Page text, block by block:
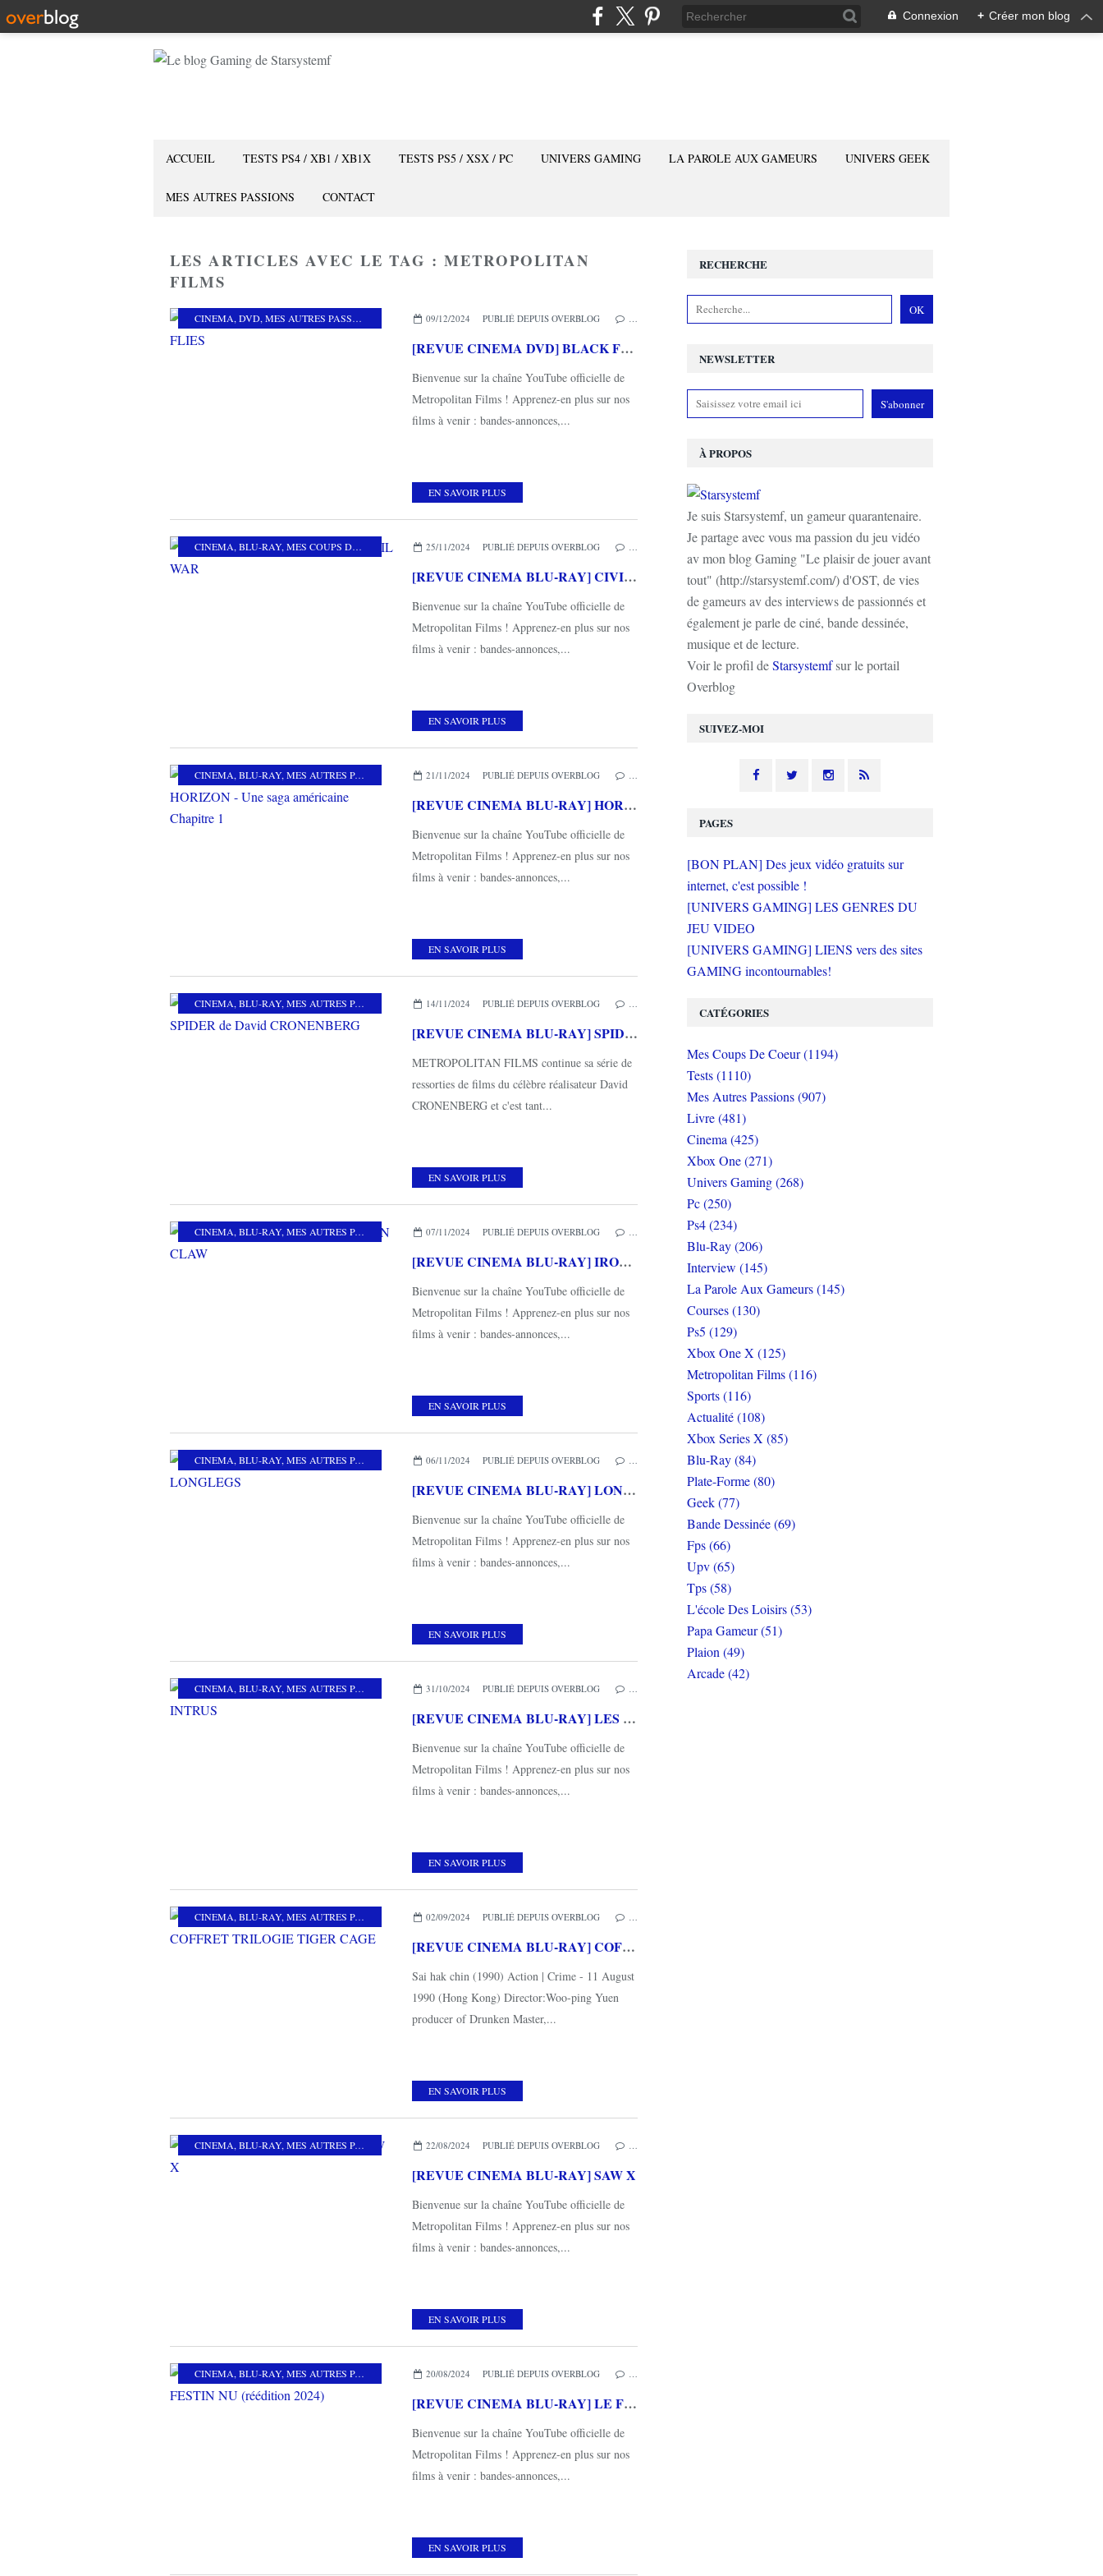
Connexion + Créer mon blog
ACCUEIL TESTS PS4 / XB1 / XB1X TESTS PS5 / XSX / PC UNIVERS GAMING LA PAROLE AUX GAMEURS UNIVERS GEEK
MES AUTRES PASSIONS CONTACT
LES ARTICLES AVEC LE TAG : METROPOLITAN
FILMS
CINEMA, DVD, MES AUTRES PASSIONS MES COUPS DE COEUR,METROPOLITAN FILMS
09/12/2024 PUBLIÉ DEPUIS OVERBLOG
[REVUE CINEMA DVD] BLACK FLIES
Bienvenue sur la chaîne YouTube officielle de
Metropolitan Films ! Apprenez-en plus sur nos
films à venir : bandes-annonces,...
EN SAVOIR PLUS
CINEMA, BLU-RAY, MES COUPS DE COEUR MES AUTRES PASSIONS,METROPOLITAN FILMS
25/11/2024 PUBLIÉ DEPUIS OVERBLOG
[REVUE CINEMA BLU-RAY] CIVIL WAR
Bienvenue sur la chaîne YouTube officielle de
Metropolitan Films ! Apprenez-en plus sur nos
films à venir : bandes-annonces,...
EN SAVOIR PLUS
CINEMA, BLU-RAY, MES AUTRES PASSIONS MES COUPS DE COEUR,METROPOLITAN FILMS
21/11/2024 PUBLIÉ DEPUIS OVERBLOG
[REVUE CINEMA BLU-RAY] HORIZON - Une saga américaine Chapitre 1
Bienvenue sur la chaîne YouTube officielle de
Metropolitan Films ! Apprenez-en plus sur nos
films à venir : bandes-annonces,...
EN SAVOIR PLUS
CINEMA, BLU-RAY, MES AUTRES PASSIONS MES COUPS DE COEUR,METROPOLITAN FILMS
14/11/2024 PUBLIÉ DEPUIS OVERBLOG
[REVUE CINEMA BLU-RAY] SPIDER de David CRONENBERG
METROPOLITAN FILMS continue sa série de
ressorties de films du célèbre réalisateur David
CRONENBERG et c'est tant...
EN SAVOIR PLUS
CINEMA, BLU-RAY, MES AUTRES PASSIONS METROPOLITAN FILMS
07/11/2024 PUBLIÉ DEPUIS OVERBLOG
[REVUE CINEMA BLU-RAY] IRON CLAW
Bienvenue sur la chaîne YouTube officielle de
Metropolitan Films ! Apprenez-en plus sur nos
films à venir : bandes-annonces,...
EN SAVOIR PLUS
CINEMA, BLU-RAY, MES AUTRES PASSIONS METROPOLITAN FILMS
06/11/2024 PUBLIÉ DEPUIS OVERBLOG
[REVUE CINEMA BLU-RAY] LONGLEGS
Bienvenue sur la chaîne YouTube officielle de
Metropolitan Films ! Apprenez-en plus sur nos
films à venir : bandes-annonces,...
EN SAVOIR PLUS
CINEMA, BLU-RAY, MES AUTRES PASSIONS METROPOLITAN FILMS
31/10/2024 PUBLIÉ DEPUIS OVERBLOG
[REVUE CINEMA BLU-RAY] LES INTRUS
Bienvenue sur la chaîne YouTube officielle de
Metropolitan Films ! Apprenez-en plus sur nos
films à venir : bandes-annonces,...
EN SAVOIR PLUS
CINEMA, BLU-RAY, MES AUTRES PASSIONS MES COUPS DE COEUR,METROPOLITAN FILMS,
02/09/2024 PUBLIÉ DEPUIS OVERBLOG
[REVUE CINEMA BLU-RAY] COFFRET TRILOGIE TIGER CAGE
Sai hak chin (1990) Action | Crime - 11 August
1990 (Hong Kong) Director:Woo-ping Yuen
producer of Drunken Master,...
EN SAVOIR PLUS
CINEMA, BLU-RAY, MES AUTRES PASSIONS MES COUPS DE COEUR,METROPOLITAN FILMS
22/08/2024 PUBLIÉ DEPUIS OVERBLOG
[REVUE CINEMA BLU-RAY] SAW X
Bienvenue sur la chaîne YouTube officielle de
Metropolitan Films ! Apprenez-en plus sur nos
films à venir : bandes-annonces,...
EN SAVOIR PLUS
CINEMA, BLU-RAY, MES AUTRES PASSIONS METROPOLITAN FILMS
20/08/2024 PUBLIÉ DEPUIS OVERBLOG
[REVUE CINEMA BLU-RAY] LE FESTIN NU (réédition 2024)
Bienvenue sur la chaîne YouTube officielle de
Metropolitan Films ! Apprenez-en plus sur nos
films à venir : bandes-annonces,...
EN SAVOIR PLUS
NEWSLETTER
SUIVEZ-MOI
RECHERCHE
À PROPOS
Je suis Starsystemf, un gameur quarantenaire.
Je partage avec vous ma passion du jeu vidéo
av mon blog Gaming "Le plaisir de jouer avant
tout" (http://starsystemf.com/) d'OST, de vies
de gameurs av des interviews de passionnés et
également je parle de ciné, bande dessinée,
musique et de lecture.
Voir le profil deStarsystemfsur le portail
Overblog
PAGES
[BON PLAN] Des jeux vidéo gratuits sur
internet, c'est possible !
[UNIVERS GAMING] LES GENRES DU
JEU VIDEO
[UNIVERS GAMING] LIENS vers des sites
GAMING incontournables!
CATÉGORIES
Mes Coups De Coeur (1194)
Tests (1110)
Mes Autres Passions (907)
Livre (481)
Cinema (425)
Xbox One (271)
Univers Gaming (268)
Pc (250)
Ps4 (234)
Blu-Ray (206)
Interview (145)
La Parole Aux Gameurs (145)
Courses (130)
Ps5 (129)
Xbox One X (125)
Metropolitan Films (116)
Sports (116)
Actualité (108)
Xbox Series X (85)
Blu-Ray (84)
Plate-Forme (80)
Geek (77)
Bande Dessinée (69)
Fps (66)
Upv (65)
Tps (58)
L'école Des Loisirs (53)
Papa Gameur (51)
Plaion (49)
Arcade (42)